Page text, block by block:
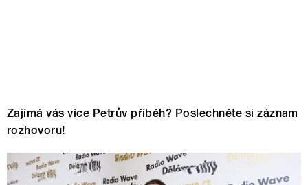
Zajímá vás více Petrův příběh? Poslechněte si záznam
rozhovoru!